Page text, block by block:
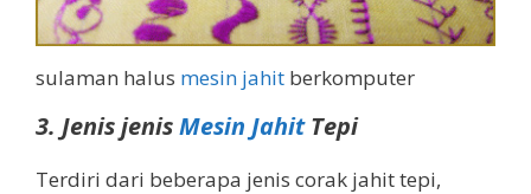
sulaman halus mesin jahit berkomputer
3. Jenis jenisMesin JahitTepi
Terdiri dari beberapa jenis corak jahit tepi,